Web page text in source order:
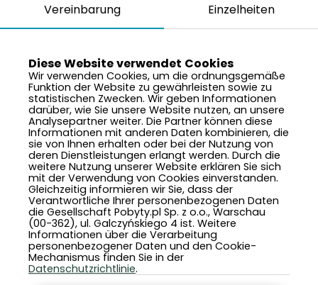
Preis je Nacht von:2.000 PLN
Avenue
Swinemünde, ul. Cieszkowskiego 5
Angeln • Nordic Walking • Haustierfreundliche Strände
Abfalltrennung • Fahrradraum
Ansehen
Vereinbarung Einzelheiten
Diese Website verwendet Cookies
Wir verwenden Cookies, um die ordnungsgemäße
Funktion der Website zu gewährleisten sowie zu
statistischen Zwecken. Wir geben Informationen
darüber, wie Sie unsere Website nutzen, an unsere
Analysepartner weiter. Die Partner können diese
Informationen mit anderen Daten kombinieren, die
sie von Ihnen erhalten oder bei der Nutzung von
deren Dienstleistungen erlangt werden. Durch die
weitere Nutzung unserer Website erklären Sie sich
mit der Verwendung von Cookies einverstanden.
Gleichzeitig informieren wir Sie, dass der
Verantwortliche Ihrer personenbezogenen Daten
die Gesellschaft Pobyty.pl Sp. z o.o., Warschau
(00-362), ul. Galczyńskiego 4 ist. Weitere
Informationen über die Verarbeitung
personenbezogener Daten und den Cookie-
Mechanismus finden Sie in der
Datenschutzrichtlinie.